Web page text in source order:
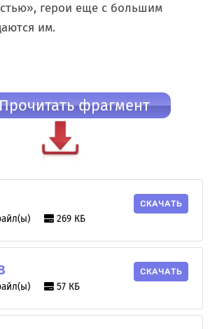
герои еще с большим
им.
фрагмент
269 КБ
СКАЧАТЬ
57 КБ
СКАЧАТЬ